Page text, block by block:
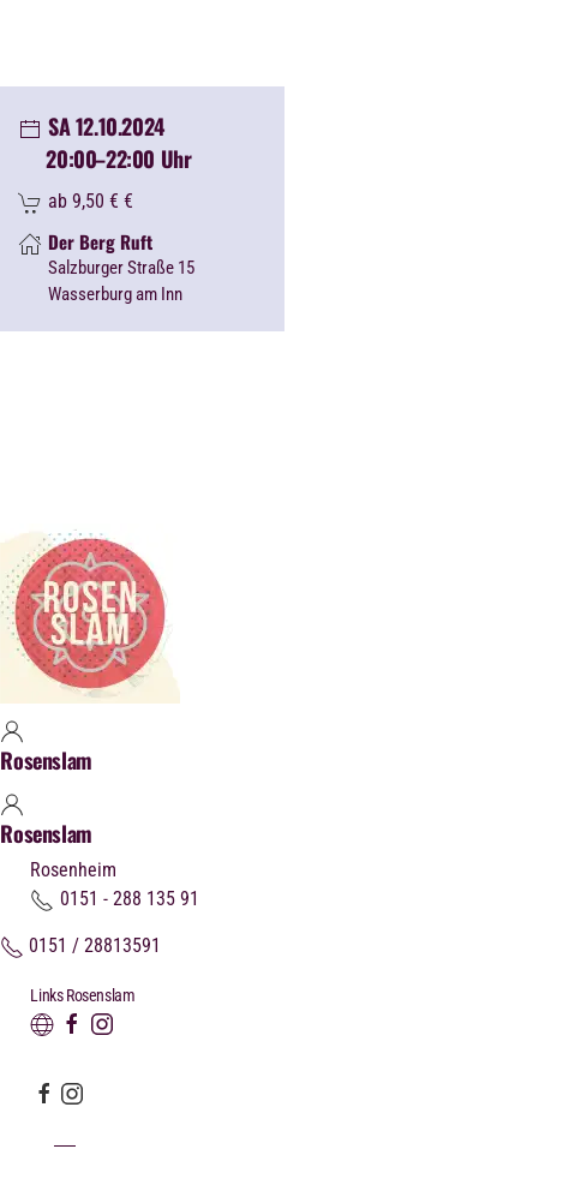
SA 12.10.2024
20:00–22:00 Uhr
ab 9,50 € €
Der Berg Ruft
Salzburger Straße 15
Wasserburg am Inn
Rosenslam
Rosenslam
Rosenheim
0151 - 288 135 91
0151 / 28813591
Links Rosenslam